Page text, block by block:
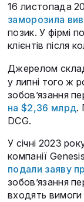
16 листопада
заморозила
позик. У фірмі
клієнтів після
Джерелом
у липні того ж
зобов’язання
на $2,36 млрд.
DCG.
У січні 2023
компанії
подали заяву
зобов’язання
входять вимоги